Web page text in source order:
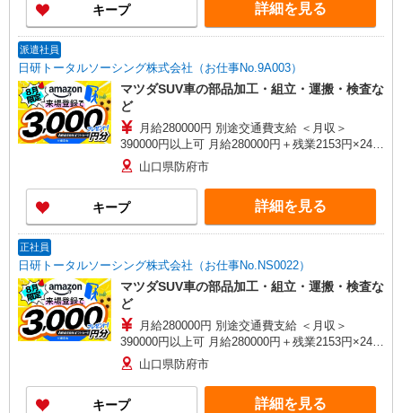
キープ 詳細を見る
派遣社員
日研トータルソーシング株式会社（お仕事No.9A003）
マツダSUV車の部品加工・組立・運搬・検査な
ど
月給280000円 別途交通費支給 ＜月収＞
390000円以上可 月給280000円＋残業2153円×24H
＋休出2153円×16H＋深夜431円×56H
山口県防府市
キープ 詳細を見る
正社員
日研トータルソーシング株式会社（お仕事No.NS0022）
マツダSUV車の部品加工・組立・運搬・検査な
ど
月給280000円 別途交通費支給 ＜月収＞
390000円以上可 月給280000円＋残業2153円×24H
＋休出2153円×16H＋深夜431円×56H
山口県防府市
キープ 詳細を見る